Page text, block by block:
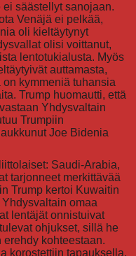
säästellyt sanojaan.
Venäjä ei pelkää,
oli kieltäytynyt
olisi voittanut,
lentotukialusta. Myös
auttamasta,
kymmeniä tuhansia
Trump huomautti, että
Yhdysvaltain
Trumpiin
Joe Bidenia
Saudi-Arabia,
tarjonneet merkittävää
Trump kertoi Kuwaitin
omaa
lentäjät onnistuivat
ohjukset, sillä he
kohteestaan.
korostettiin tapauksella,